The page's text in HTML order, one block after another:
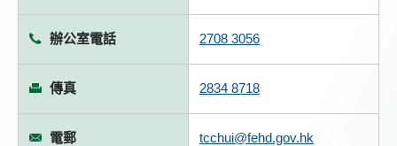
辦公室電話 2708 3056
傳真 2834 8718
電郵 tcchui@fehd.gov.hk